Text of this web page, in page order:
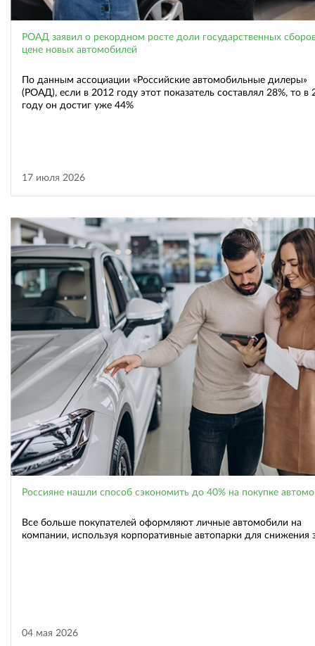
РОАД заявил о рекордном росте доли государственных
цене новых автомобилей
По данным ассоциации «Российские автомобильные дилеры»
(РОАД), если в 2012 году этот показатель составлял 28%, то в
году он достиг уже 44%
17 июля 2026
Россияне нашли способ сэкономить до 40% на покупке
Все больше покупателей оформляют личные автомобили на
компании, используя корпоративные автопарки для снижения
04 мая 2026